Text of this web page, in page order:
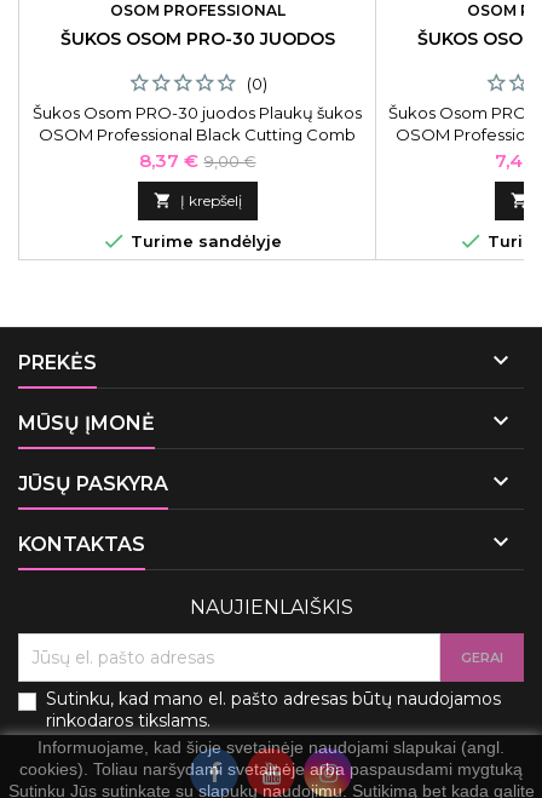
OSOM PROFESSIONAL
ŠUKOS OSOM PRO-30 JUODOS
(0)
Šukos Osom PRO-30 juodos Plaukų šukos
OSOM Professional Black Cutting Comb
OSOMPRO30BLK, antibakterinės
Kaina
8,37 € Bazinė
kaina
9,00 €
 Į krepšelį
 Turime sandėlyje
OSOM
ŠUKOS
Šukos Osom
OSOM
7,44


PREKĖS 
MŪSŲ ĮMONĖ 
JŪSŲ PASKYRA 
KONTAKTAS 
Informuojame, kad šioje svetainėje naudojami slapukai (angl.
cookies). Toliau naršydami svetainėje arba paspausdami mygtuką
Sutinku Jūs sutinkate su slapukų naudojimu. Sutikimą bet kada galite
NAUJIENLAIŠKIS
Sutinku, kad mano el. pašto adresas būtų naudojamos
rinkodaros tikslams.